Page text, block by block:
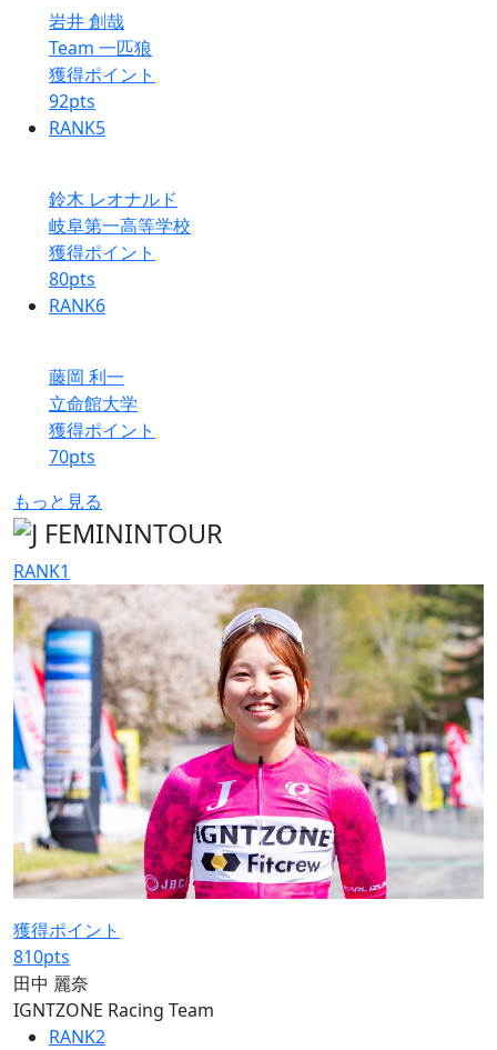
岩井 創哉
Team 一匹狼
獲得ポイント
92pts
RANK5
鈴木 レオナルド
岐阜第一高等学校
獲得ポイント
80pts
RANK6
藤岡 利一
立命館大学
獲得ポイント
70pts
もっと見る
RANK1
獲得ポイント
810pts
田中 麗奈
IGNTZONE Racing Team
RANK2